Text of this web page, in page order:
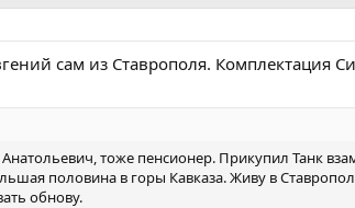
сам из Ставрополя. Комплектация
тоже пенсионер. Прикупил Танк
половина в горы Кавказа. Живу в
обнову.